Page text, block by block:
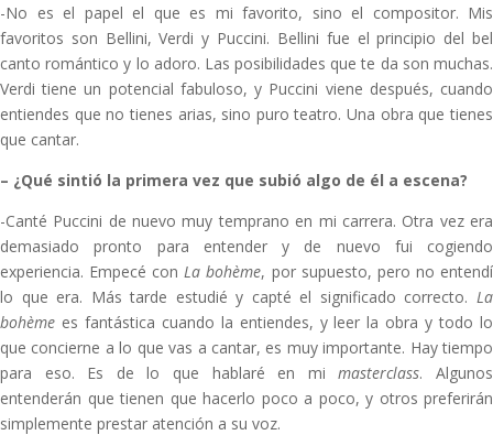
-No es el papel el que es mi favorito, sino el compositor. Mis
favoritos son Bellini, Verdi y Puccini. Bellini fue el principio del bel
canto romántico y lo adoro. Las posibilidades que te da son muchas.
Verdi tiene un potencial fabuloso, y Puccini viene después, cuando
entiendes que no tienes arias, sino puro teatro. Una obra que tienes
que cantar.
– ¿Qué sintió la primera vez que subió algo de él a escena?
-Canté Puccini de nuevo muy temprano en mi carrera. Otra vez era
demasiado pronto para entender y de nuevo fui cogiendo
experiencia. Empecé con La bohème, por supuesto, pero no entendí
lo que era. Más tarde estudié y capté el significado correcto. La
bohème es fantástica cuando la entiendes, y leer la obra y todo lo
que concierne a lo que vas a cantar, es muy importante. Hay tiempo
para eso. Es de lo que hablaré en mimasterclass. Algunos
entenderán que tienen que hacerlo poco a poco, y otros preferirán
simplemente prestar atención a su voz.